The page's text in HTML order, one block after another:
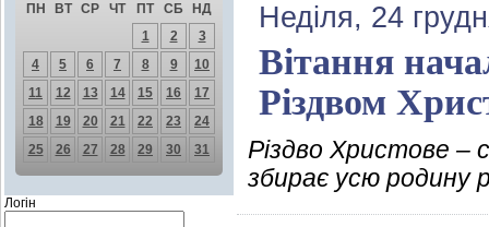
ПН ВТ СР ЧТ ПТ СБ
НД
1
2
3
4
5 6 7 8 9
10
11
12 13 14 15 16
17
18
19 20 21 22 23
24
25
26 27 28 29 30 31
Логін
Неділя, 24
Вітання
Різдвом
Різдво Христове –
збирає усю родину